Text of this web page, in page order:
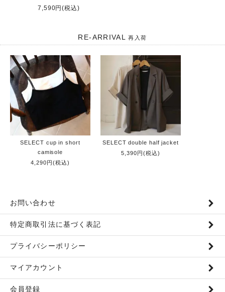
7,590円(税込)
RE-ARRIVAL再入荷
SELECT cup in short
camisole
4,290円(税込)
SELECT double half jacket
5,390円(税込)
お問い合わせ
特定商取引法に基づく表記
プライバシーポリシー
マイアカウント
会員登録